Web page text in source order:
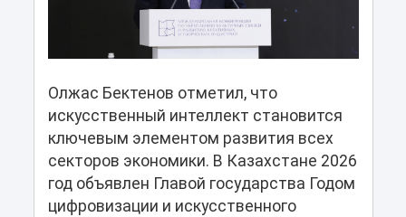
Олжас Бектенов отметил, что
искусственный интеллект становится
ключевым элементом развития всех
секторов экономики. В Казахстане 2026
год объявлен Главой государства Годом
цифровизации и искусственного